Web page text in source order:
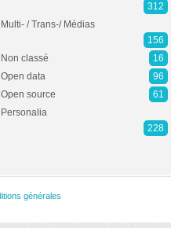
312
Multi- / Trans-/ Médias
156
Non classé
16
Open data
96
Open source
61
Personalia
228
générales